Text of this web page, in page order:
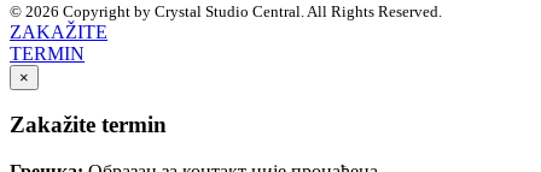
© 2026 Copyright by Crystal Studio Central. All Rights Reserved.
ZAKAŽITE
TERMIN
×
Zakažite termin